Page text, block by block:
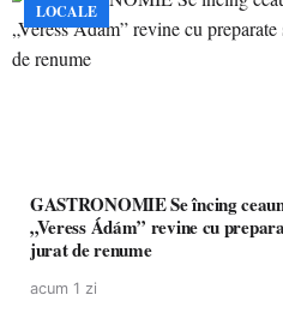
LOCALE
GASTRONOMIE Se încing ceaunele la Satu Mare! Concursul
„Veress Ádám” revine cu
jurat de renume
acum 1 zi